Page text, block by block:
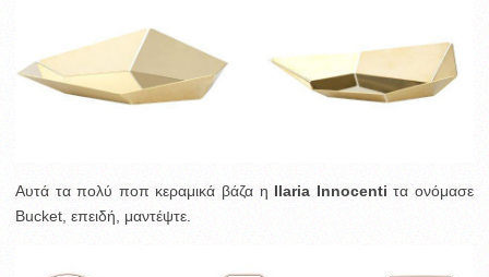
Αυτά τα πολύ ποπ κεραμικά βάζα η Ilaria Innocenti τα ονόμασε
Bucket, επειδή, μαντέψτε.